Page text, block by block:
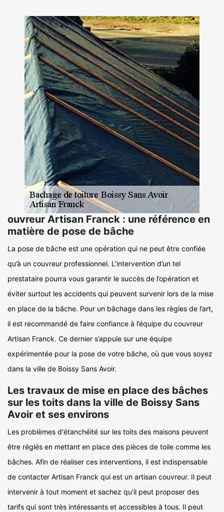
ouvreur Artisan Franck : une référence en
matière de pose de bâche
La pose de bâche est une opération qui ne peut être confiée
qu’à un couvreur professionnel. L’intervention d’un tel
prestataire pourra vous garantir le succès de l’opération et
éviter surtout les accidents qui peuvent survenir lors de la mise
en place de la bâche. Pour un bâchage dans les règles de l’art,
il est recommandé de faire confiance à l’équipe du couvreur
Artisan Franck. Ce dernier s’appuie sur une équipe
expérimentée pour la pose de votre bâche, où que vous soyez
dans la ville de Boissy Sans Avoir.
Les travaux de mise en place des bâches
sur les toits dans la ville de Boissy Sans
Avoir et ses environs
Les problèmes d'étanchéité sur les toits des maisons peuvent
être réglés en mettant en place des pièces de toile comme les
bâches. Afin de réaliser ces interventions, il est indispensable
de contacter Artisan Franck qui est un artisan couvreur. Il peut
intervenir à tout moment et sachez qu'il peut proposer des
tarifs qui sont très intéressants et accessibles à tous. Il peut